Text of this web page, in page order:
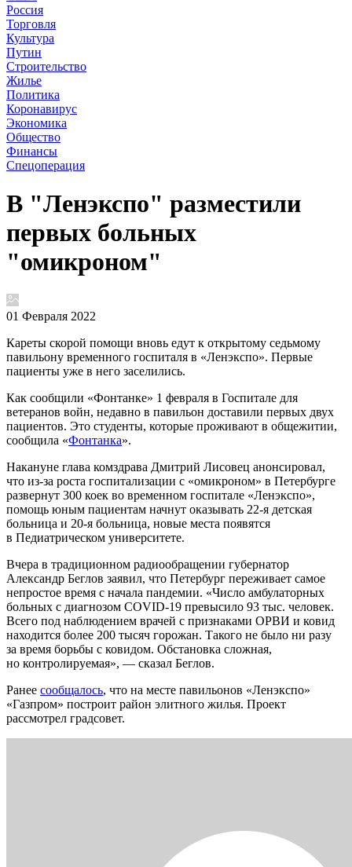
Россия
Торговля
Культура
Путин
Строительство
Жилье
Политика
Коронавирус
Экономика
Общество
Финансы
Спецоперация
В "Ленэкспо" разместили
первых больных
"омикроном"
01 Февраля 2022
Кареты скорой помощи вновь едут к открытому седьмому
павильону временного госпиталя в «Ленэкспо». Первые
пациенты уже в него заселились.
Как сообщили «Фонтанке» 1 февраля в Госпитале для
ветеранов войн, недавно в павильон доставили первых двух
пациентов. Это студенты, которые проживают в общежитии,
сообщила «Фонтанка».
Накануне глава комздрава Дмитрий Лисовец анонсировал,
что из-за роста госпитализации с «омикроном» в Петербурге
развернут 300 коек во временном госпитале «Ленэкспо»,
помощь юным пациентам начнут оказывать 22-я детская
больница и 20-я больница, новые места появятся
в Педиатрическом университете.
Вчера в традиционном радиообращении губернатор
Александр Беглов заявил, что Петербург переживает самое
непростое время с начала пандемии. «Число амбулаторных
больных с диагнозом COVID-19 превысило 93 тыс. человек.
Всего под наблюдением врачей с признаками ОРВИ и ковид
находится более 200 тысяч горожан. Такого не было ни разу
за время борьбы с ковидом. Обстановка сложная,
но контролируемая», — сказал Беглов.
Ранее сообщалось, что на месте павильонов «Ленэкспо»
«Газпром» построит район элитного жилья. Проект
рассмотрел градсовет.